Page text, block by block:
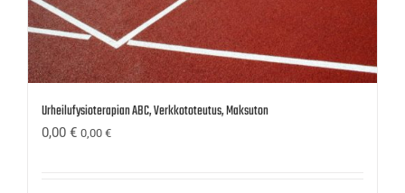
Urheilufysioterapian ABC, Verkkototeutus, Maksuton
0,00 € 0,00 €